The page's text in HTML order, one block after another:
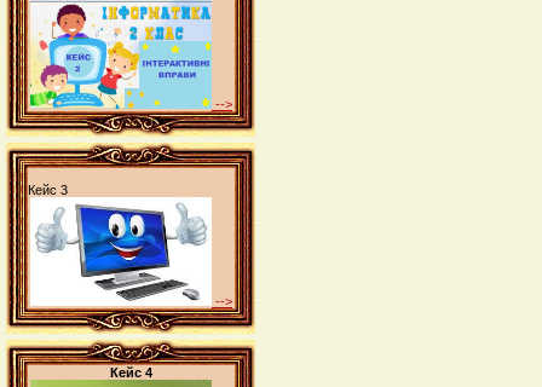
-->
Кейс 3
-->
Кейс 4